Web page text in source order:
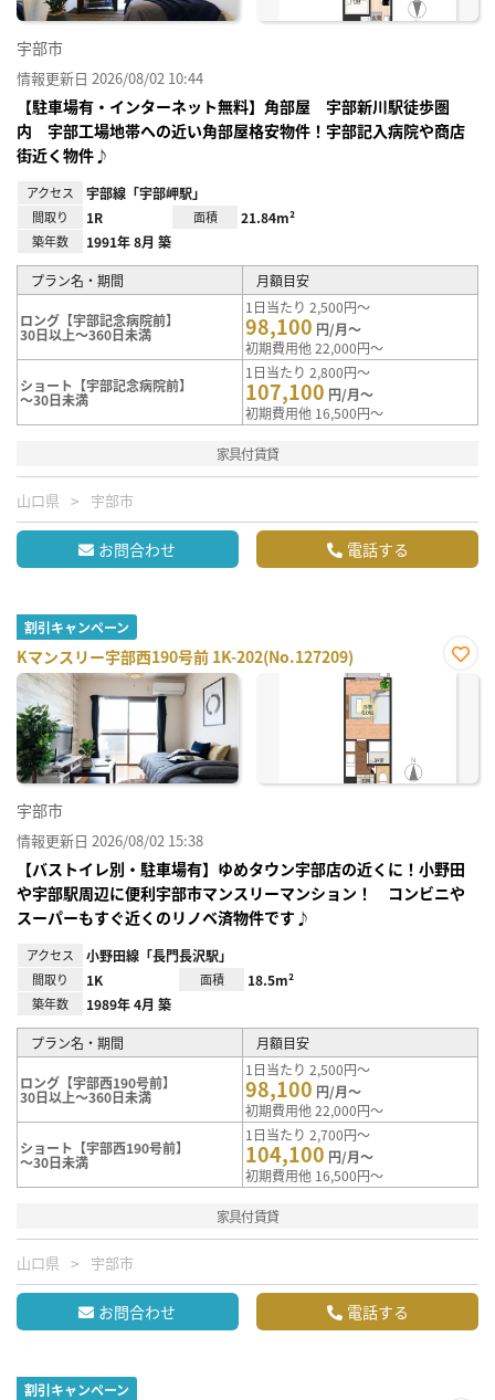
宇部市
情報更新日 2026/08/02 10:44
【駐車場有・インターネット無料】角部屋 宇部新川駅徒歩圏
内 宇部工場地帯への近い角部屋格安物件！宇部記入病院や商店
街近く物件♪
アクセス 宇部線「宇部岬駅」
間取り 1R 面積 21.84m²
築年数 1991年 8月 築
プラン名・期間 月額目安
ロング【宇部記念病院前】
30日以上～360日未満
1日当たり 2,500円～
98,100 円/月～
初期費用他 22,000円～
ショート【宇部記念病院前】
～30日未満
1日当たり 2,800円～
107,100 円/月～
初期費用他 16,500円～
家具付賃貸
山口県 宇部市
お問合わせ 電話する
割引キャンペーン
Kマンスリー宇部西190号前 1K-202(No.127209)
お気
宇部市
情報更新日 2026/08/02 15:38
【バストイレ別・駐車場有】ゆめタウン宇部店の近くに！小野田
や宇部駅周辺に便利宇部市マンスリーマンション！ コンビニや
スーパーもすぐ近くのリノベ済物件です♪
アクセス 小野田線「長門長沢駅」
間取り 1K 面積 18.5m²
築年数 1989年 4月 築
プラン名・期間 月額目安
ロング【宇部西190号前】
30日以上～360日未満
1日当たり 2,500円～
98,100 円/月～
初期費用他 22,000円～
ショート【宇部西190号前】
～30日未満
1日当たり 2,700円～
104,100 円/月～
初期費用他 16,500円～
家具付賃貸
山口県 宇部市
お問合わせ 電話する
割引キャンペーン